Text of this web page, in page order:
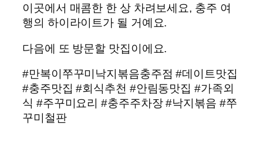
이곳에서 매콤한 한 상 차려보세요, 충주 여
행의 하이라이트가 될 거예요.
다음에 또 방문할 맛집이에요.
#만복이쭈꾸미낙지볶음충주점 #데이트맛집
#충주맛집 #회식추천 #안림동맛집 #가족외
식 #주꾸미요리 #충주주차장 #낙지볶음 #쭈
꾸미철판